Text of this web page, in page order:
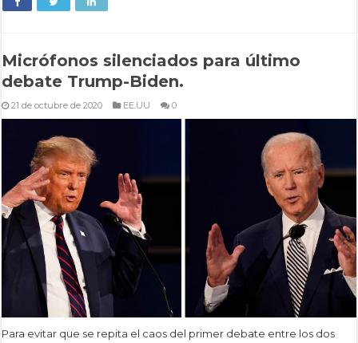
Micrófonos silenciados para último
debate Trump-Biden.
21 de octubre de 2020 EE.UU 0
Para evitar que se repita el caos del primer debate entre los dos